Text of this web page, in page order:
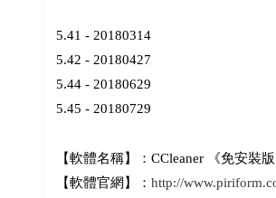
5.41 - 20180314
5.42 - 20180427
5.44 - 20180629
5.45 - 20180729
【軟體名稱】：CCleaner 《免安裝版
【軟體官網】： http://